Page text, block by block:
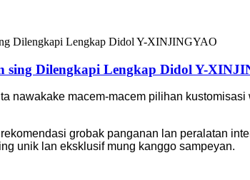
sing Dilengkapi Lengkap Didol Y-
nawakake macem-macem pilihan
grobak panganan lan peralatan
unik lan eksklusif mung kanggo sampeyan.